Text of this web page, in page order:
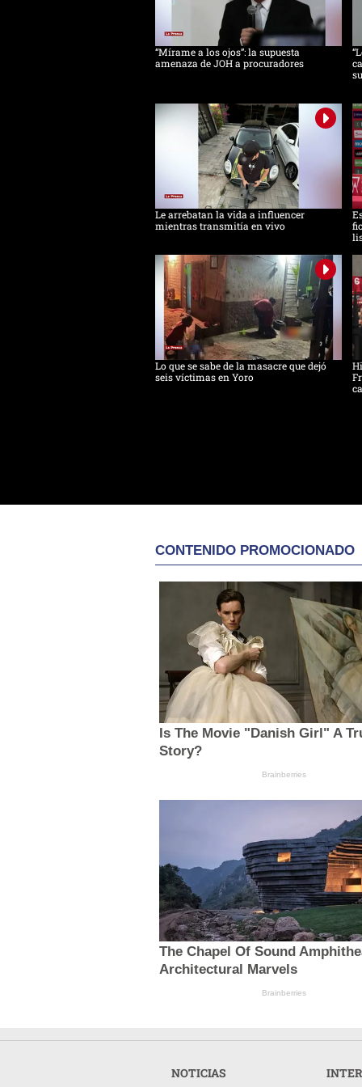
“Mírame a los ojos”: la supuesta
amenaza de JOH a procuradores
Le arrebatan la vida a influencer
mientras transmitía en vivo
Lo que se sabe de la masacre que dejó
seis víctimas en Yoro
CONTENIDO PROMOCIONADO
Is The Movie "Danish Girl" A
Story?
Brainberries
The Chapel Of Sound
Architectural Marvels
Brainberries
NOTICIAS